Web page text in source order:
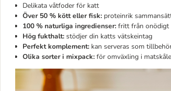
Delikata våtfoder för katt
Över 50 % kött eller fisk: proteinrik
100 % naturliga ingredienser: fritt från onödigt
Hög fukthalt: stödjer din katts vätskeintag
Perfekt komplement: kan serveras som
Olika sorter i mixpack: för omväxling i